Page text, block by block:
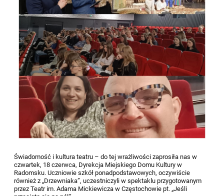
Świadomość i kultura teatru – do tej wrażliwości zaprosiła nas w
czwartek, 18 czerwca, Dyrekcja Miejskiego Domu Kultury w
Radomsku. Uczniowie szkół ponadpodstawowych, oczywiście
również z „Drzewniaka”, uczestniczyli w spektaklu przygotowanym
przez Teatr im. Adama Mickiewicza w Częstochowie pt. „Jeśli